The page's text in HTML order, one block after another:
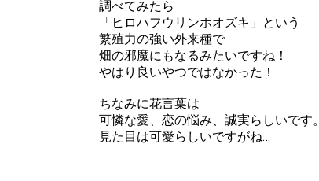
調べてみたら
「ヒロハフウリンホオズキ」という
繁殖力の強い外来種で
畑の邪魔にもなるみたいですね！
やはり良いやつではなかった！
ちなみに花言葉は
可憐な愛、恋の悩み、誠実らしいです。
見た目は可愛らしいですがね…